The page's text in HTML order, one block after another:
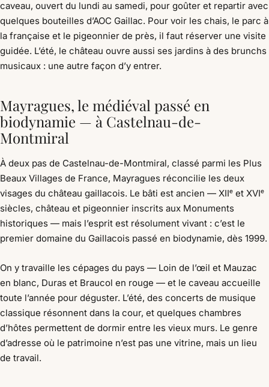
caveau, ouvert du lundi au samedi, pour goûter et repartir avec
quelques bouteilles d’AOC Gaillac. Pour voir les chais, le parc à
la française et le pigeonnier de près, il faut réserver une visite
guidée. L’été, le château ouvre aussi ses jardins à des brunchs
musicaux : une autre façon d’y entrer.
Mayragues, le médiéval passé en
biodynamie — à Castelnau-de-
Montmiral
À deux pas de Castelnau-de-Montmiral, classé parmi les Plus
Beaux Villages de France, Mayragues réconcilie les deux
visages du château gaillacois. Le bâti est ancien — XIIᵉ et XVIᵉ
siècles, château et pigeonnier inscrits aux Monuments
historiques — mais l’esprit est résolument vivant : c’est le
premier domaine du Gaillacois passé en biodynamie, dès 1999.
On y travaille les cépages du pays — Loin de l’œil et Mauzac
en blanc, Duras et Braucol en rouge — et le caveau accueille
toute l’année pour déguster. L’été, des concerts de musique
classique résonnent dans la cour, et quelques chambres
d’hôtes permettent de dormir entre les vieux murs. Le genre
d’adresse où le patrimoine n’est pas une vitrine, mais un lieu
de travail.